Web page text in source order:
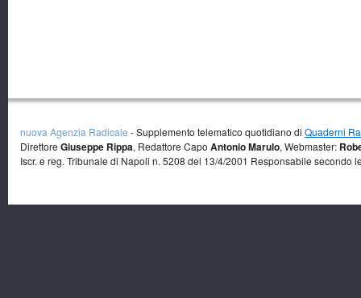
nuova Agenzia Radicale - Supplemento telematico quotidiano di Quaderni
Direttore Giuseppe Rippa, Redattore Capo Antonio Marulo, Webmaster:
Iscr. e reg. Tribunale di Napoli n. 5208 del 13/4/2001 Responsabile secondo